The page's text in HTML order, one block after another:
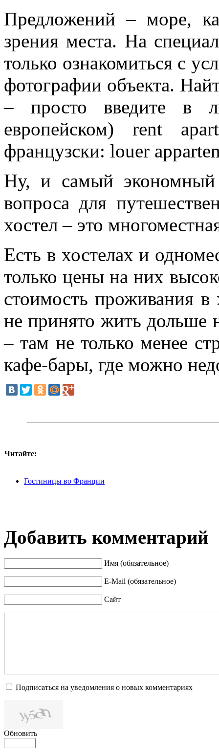
Предложений – море,
зрения места. На
только ознакомиться с
фотографии объекта.
– просто введите в
европейском) rent
французски: louer
Ну, и самый экономный
вопроса для
хостел – это
Есть в хостелах и
только цены на них
стоимость проживания в
не принято жить дольше
– там не только менее
кафе-бары, где можно
Читайте:
Гостиницы во Франции
Добавить комментарий
Имя (обязательное)
E-Mail (обязательное)
Сайт
Подписаться на уведомления о новых комментариях
Обновить